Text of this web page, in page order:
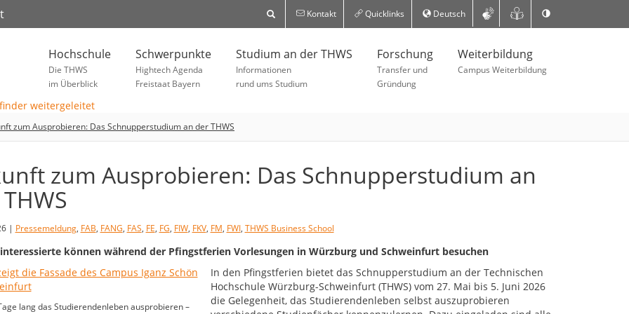
Kontakt Quicklinks Deutsch
Hochschule
Die THWS
im Überblick
Schwerpunkte
Hightech Agenda
Freistaat Bayern
Studium an der THWS
Informationen
rund ums Studium
Forschung
Transfer und
Gründung
Weiterbildung
Campus Weiterbildung
zum Ausprobieren: Das Schnupperstudium an der THWS
zum Ausprobieren: Das Schnupperstudium an
| Pressemeldung, FAB, FANG, FAS, FE, FG, FIW, FKV, FM, FWI, THWS Business School
können während der Pfingstferien Vorlesungen in Würzburg und Schweinfurt besuchen
lang das Studierendenleben ausprobieren –
In den Pfingstferien bietet das Schnupperstudium an der Technischen
Hochschule Würzburg-Schweinfurt (THWS) vom 27. Mai bis 5. Juni 2026
die Gelegenheit, das Studierendenleben selbst auszuprobieren